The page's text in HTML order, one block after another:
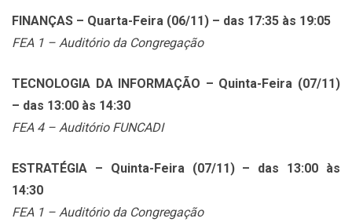
FINANÇAS – Quarta-Feira (06/11) – das 17:35 às 19:05
FEA 1 – Auditório da Congregação
TECNOLOGIA DA INFORMAÇÃO – Quinta-Feira (07/11)
– das 13:00 às 14:30
FEA 4 – Auditório FUNCADI
ESTRATÉGIA – Quinta-Feira (07/11) – das 13:00 às
14:30
FEA 1 – Auditório da Congregação